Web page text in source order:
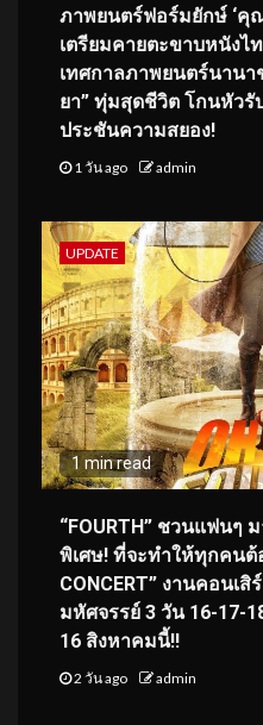
ภาพยนตร์ฟอร์มยักษ์ ‘คุณ
เตรียมคายตะขาบหนัง
เทศกาลภาพยนตร์นานา
ยา” ทุ่มสุดชีวิต โกนหัว
ประชันความสยอง!
1 วัน ago admin
UPDATE
1 min read
“FOURTH” ชวนแฟนๆ
พิเศษ! ที่จะทำให้ทุกคนต้
CONCERT” งานคอนเ
มหัศจรรย์ 3 วัน 16-17-
16 สิงหาคมนี้!!
2 วัน ago admin